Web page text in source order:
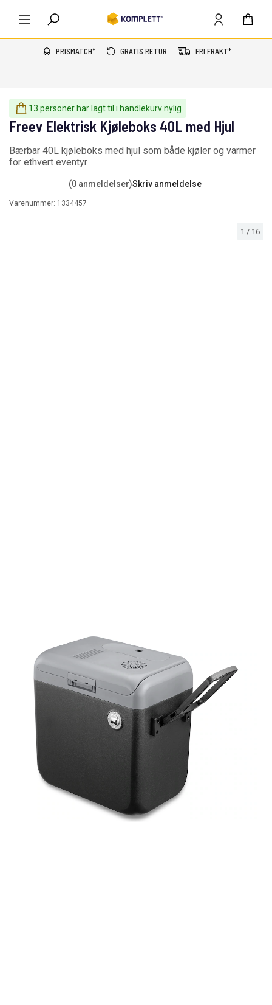
PRISMATCH* GRATIS RETUR FRI FRAKT*
13 personer har lagt til i handlekurv nylig
1 / 16
Freev Elektrisk Kjøleboks 40L med Hjul
Bærbar 40L kjøleboks med hjul som både kjøler og varmer
for ethvert eventyr
(0 anmeldelser)Skriv anmeldelse
Varenummer: 1334457